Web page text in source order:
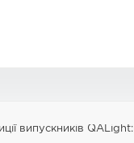
випускників QALight: